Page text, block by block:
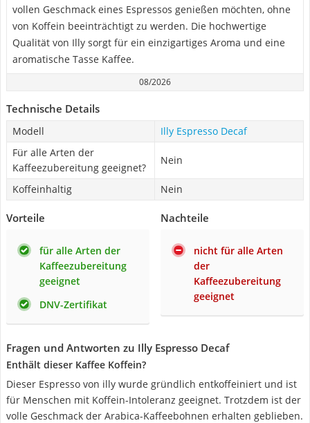
vollen Geschmack eines Espressos genießen möchten, ohne
von Koffein beeinträchtigt zu werden. Die hochwertige
Qualität von Illy sorgt für ein einzigartiges Aroma und eine
aromatische Tasse Kaffee.
08/2026
Technische Details
Modell
Illy Espresso Decaf
Für alle Arten der
Kaffeezubereitung geeignet?
Nein
Koffeinhaltig Nein
Vorteile
für alle Arten der
Kaffeezubereitung
geeignet
DNV-Zertifikat
Nachteile
nicht für alle Arten
der
Kaffeezubereitung
geeignet
Fragen und Antworten zu Illy Espresso Decaf
Enthält dieser Kaffee Koffein?
Dieser Espresso von illy wurde gründlich entkoffeiniert und ist
für Menschen mit Koffein-Intoleranz geeignet. Trotzdem ist der
volle Geschmack der Arabica-Kaffeebohnen erhalten geblieben.